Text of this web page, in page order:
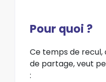
Pour quoi ?
Ce temps de
de partage, veut
: